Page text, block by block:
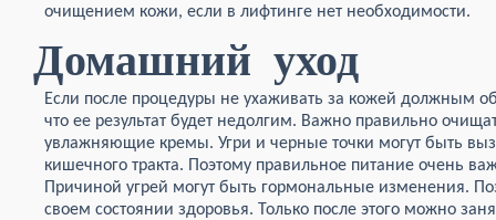
очищением кожи, если в лифтинге нет необходимости.
Домашний уход
Если после процедуры не ухаживать за кожей должным
что ее результат будет недолгим. Важно правильно
увлажняющие кремы. Угри и черные точки могут быть
кишечного тракта. Поэтому правильное питание очень
Причиной угрей могут быть гормональные изменения.
своем состоянии здоровья. Только после этого можно